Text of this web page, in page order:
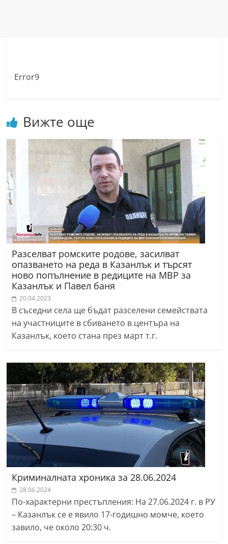
Error9
Вижте още
Разселват ромските родове, засилват
опазването на реда в Казанлък и търсят
ново попълнение в редиците на МВР за
Казанлък и Павел баня
20.04.2023
В съседни села ще бъдат разселени семействата
на участниците в сбиването в центъра на
Казанлък, което стана през март т.г.
Криминалната хроника за 28.06.2024
28.06.2024
По-характерни престъпления: На 27.06.2024 г. в РУ
– Казанлък се е явило 17-годишно момче, което
завило, че около 20:30 ч.